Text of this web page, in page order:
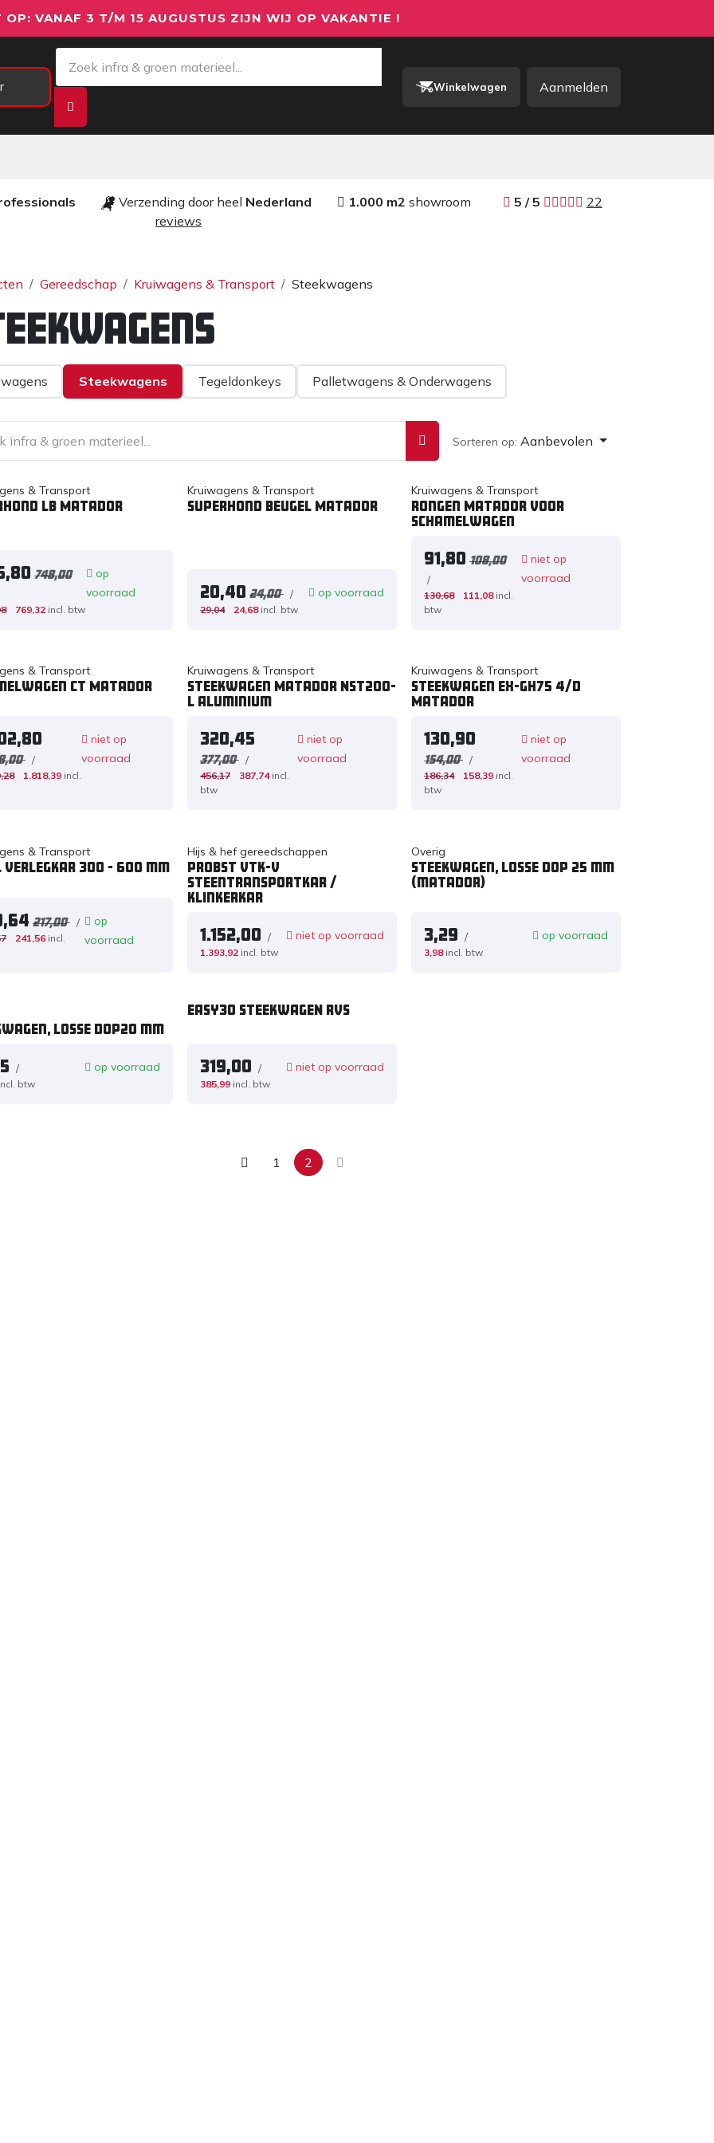
VANAF 3 T/M 15 AUGUSTUS ZIJN WIJ OP VAKANTIE !
Winkelwagen Aanmelden
Verzending door heel Nederland 1.000 m2showroom 5 / 5 ​
22
reviews​
Gereedschap Kruiwagens & Transport Steekwagens
Steekwagens Tegeldonkeys Palletwagens & Onderwagens
Sorteren op: Aanbevolen
& Transport
LB Matador
748,00
769,32 incl. btw
op
voorraad
Kruiwagens & Transport
Superhond beugel Matador
20,40 24,00 /
29,04 24,68 incl. btw
op voorraad
Kruiwagens & Transport
Rongen Matador voor
schamelwagen
91,80 108,00
/
130,68 111,08 incl.
btw
niet op
voorraad
& Transport
CT Matador
/
1.818,39 incl.
niet op
voorraad
Kruiwagens & Transport
Steekwagen Matador NST200-
L Aluminium
320,45
377,00 /
456,17 387,74 incl.
btw
niet op
voorraad
Kruiwagens & Transport
Steekwagen EX-GH75 4/D
Matador
130,90
154,00 /
186,34 158,39 incl.
btw
niet op
voorraad
& Transport
verlegkar 300 - 600 mm
217,00 /
241,56 incl.
op
voorraad
Hijs & hef gereedschappen
PROBST VTK-V
Steentransportkar /
klinkerkar
1.152,00 /
1.393,92 incl. btw
niet op voorraad
Overig
Steekwagen, losse dop 25 mm
(matador)
3,29 /
3,98 incl. btw
op voorraad
losse dop20 mm
/
btw
op voorraad
EASY30 STEEKWAGEN RVS
319,00 /
385,99 incl. btw
niet op voorraad
1 2